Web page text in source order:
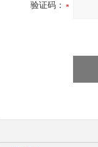
验证码：